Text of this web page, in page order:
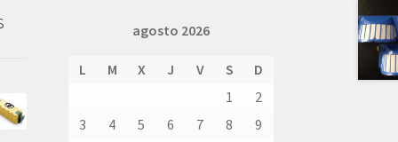
agosto 2026
L M X J V S
D
1
2
3
4 5 6 7 8
9